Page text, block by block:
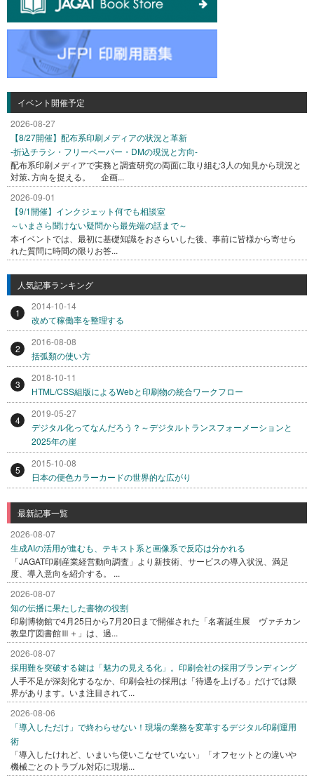
イベント開催予定
2026-08-27
【8/27開催】配布系印刷メディアの状況と革新
-折込チラシ・フリーペーパー・DMの現況と方向-
配布系印刷メディアで実務と調査研究の両面に取り組む3人の知見から現況と
対策､方向を捉える。 企画...
2026-09-01
【9/1開催】インクジェット何でも相談室
～いまさら聞けない疑問から最先端の話まで～
本イベントでは、最初に基礎知識をおさらいした後、事前に皆様から寄せら
れた質問に時間の限りお答...
人気記事ランキング
1
2014-10-14
改めて稼働率を整理する
2
2016-08-08
括弧類の使い方
3
2018-10-11
HTML/CSS組版によるWebと印刷物の統合ワークフロー
4
2019-05-27
デジタル化ってなんだろう？～デジタルトランスフォーメーションと
2025年の崖
5
2015-10-08
日本の便色カラーカードの世界的な広がり
最新記事一覧
2026-08-07
生成AIの活用が進むも、テキスト系と画像系で反応は分かれる
「JAGAT印刷産業経営動向調査」より新技術、サービスの導入状況、満足
度、導入意向を紹介する。 ...
2026-08-07
知の伝播に果たした書物の役割
印刷博物館で4月25日から7月20日まで開催された「名著誕生展 ヴァチカン
教皇庁図書館Ⅲ＋」は、過...
2026-08-07
採用難を突破する鍵は「魅力の見える化」。印刷会社の採用ブランディング
人手不足が深刻化するなか、印刷会社の採用は「待遇を上げる」だけでは限
界があります。いま注目されて...
2026-08-06
「導入しただけ」で終わらせない！現場の業務を変革するデジタル印刷運用
術
「導入したけれど、いまいち使いこなせていない」「オフセットとの違いや
機械ごとのトラブル対応に現場...